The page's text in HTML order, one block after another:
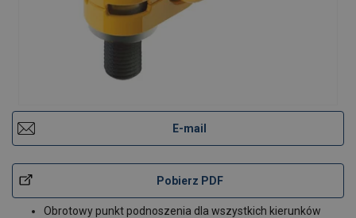
E-mail
Pobierz PDF
Obrotowy punkt podnoszenia dla wszystkich kierunków